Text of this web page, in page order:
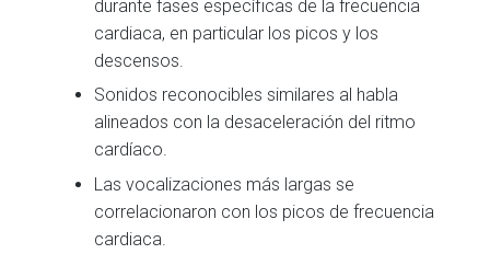
durante fases específicas de la frecuencia
cardiaca, en particular los picos y los
descensos.
Sonidos reconocibles similares al habla
alineados con la desaceleración del ritmo
cardíaco.
Las vocalizaciones más largas se
correlacionaron con los picos de frecuencia
cardiaca.